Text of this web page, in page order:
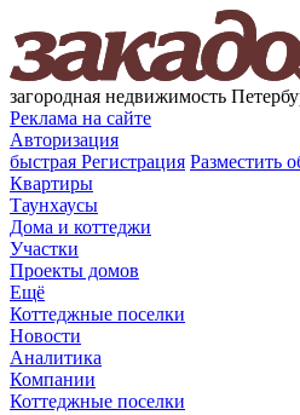
загородная недвижимость
Реклама на сайте
Авторизация
быстрая Регистрация Разместить
Квартиры
Таунхаусы
Дома и коттеджи
Участки
Проекты домов
Ещё
Коттеджные поселки
Новости
Аналитика
Компании
Коттеджные поселки